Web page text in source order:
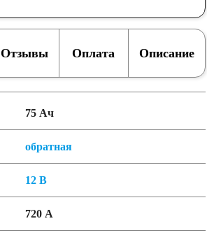
Отзывы Оплата Описание
75 Ач
обратная
12 В
720 А